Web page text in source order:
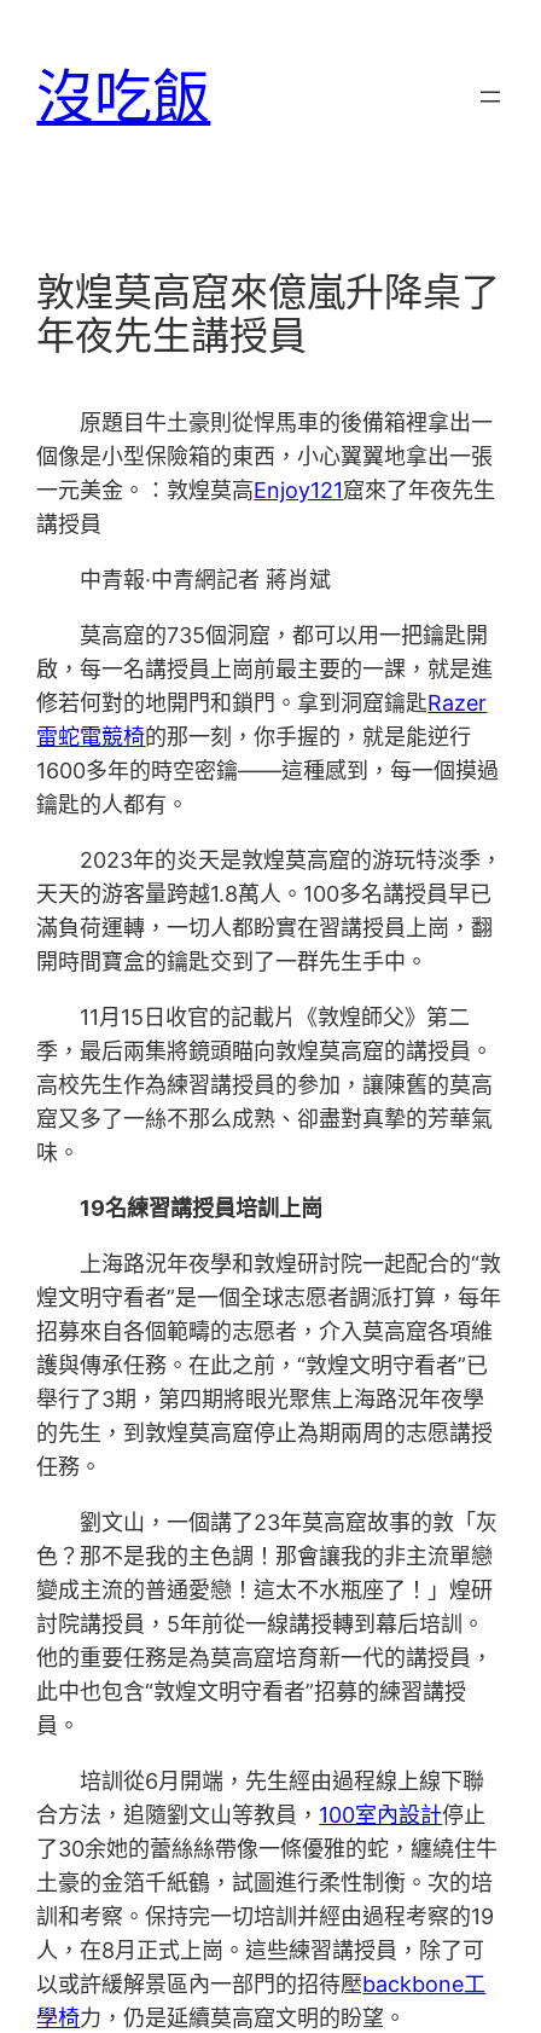
沒吃飯
敦煌莫高窟來億嵐升降桌了
年夜先生講授員
原題目牛土豪則從悍馬車的後備箱裡拿出一
個像是小型保險箱的東西，小心翼翼地拿出一張
一元美金。：敦煌莫高Enjoy121窟來了年夜先生
講授員
中青報·中青網記者 蔣肖斌
莫高窟的735個洞窟，都可以用一把鑰匙開
啟，每一名講授員上崗前最主要的一課，就是進
修若何對的地開門和鎖門。拿到洞窟鑰匙Razer
雷蛇電競椅的那一刻，你手握的，就是能逆行
1600多年的時空密鑰——這種感到，每一個摸過
鑰匙的人都有。
2023年的炎天是敦煌莫高窟的游玩特淡季，
天天的游客量跨越1.8萬人。100多名講授員早已
滿負荷運轉，一切人都盼實在習講授員上崗，翻
開時間寶盒的鑰匙交到了一群先生手中。
11月15日收官的記載片《敦煌師父》第二
季，最后兩集將鏡頭瞄向敦煌莫高窟的講授員。
高校先生作為練習講授員的參加，讓陳舊的莫高
窟又多了一絲不那么成熟、卻盡對真摯的芳華氣
味。
19名練習講授員培訓上崗
上海路況年夜學和敦煌研討院一起配合的“敦
煌文明守看者”是一個全球志愿者調派打算，每年
招募來自各個範疇的志愿者，介入莫高窟各項維
護與傳承任務。在此之前，“敦煌文明守看者”已
舉行了3期，第四期將眼光聚焦上海路況年夜學
的先生，到敦煌莫高窟停止為期兩周的志愿講授
任務。
劉文山，一個講了23年莫高窟故事的敦「灰
色？那不是我的主色調！那會讓我的非主流單戀
變成主流的普通愛戀！這太不水瓶座了！」煌研
討院講授員，5年前從一線講授轉到幕后培訓。
他的重要任務是為莫高窟培育新一代的講授員，
此中也包含“敦煌文明守看者”招募的練習講授
員。
培訓從6月開端，先生經由過程線上線下聯
合方法，追隨劉文山等教員， 100室內設計停止
了30余她的蕾絲絲帶像一條優雅的蛇，纏繞住牛
土豪的金箔千紙鶴，試圖進行柔性制衡。次的培
訓和考察。保持完一切培訓并經由過程考察的19
人，在8月正式上崗。這些練習講授員，除了可
以或許緩解景區內一部門的招待壓backbone工
學椅力，仍是延續莫高窟文明的盼望。